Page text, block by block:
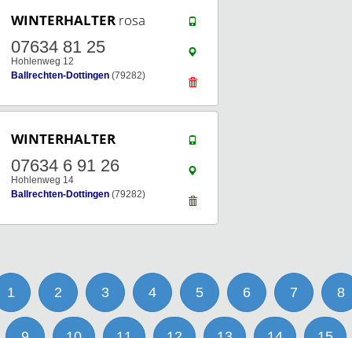
WINTERHALTER rosa
07634 81 25
Hohlenweg 12
Ballrechten-Dottingen (79282)
WINTERHALTER
07634 6 91 26
Hohlenweg 14
Ballrechten-Dottingen (79282)
1 2 3 4 5 6 7 8